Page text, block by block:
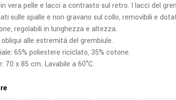
vera pelle e lacci a contrasto sul retro. I lacci del
sulle spalle e non gravano sul collo, removibili e
regolabili in lunghezza e altezza.
alle estremità del grembiule.
65% poliestere riciclato, 35% cotone.
70 x 85 cm. Lavabile a 60°C.